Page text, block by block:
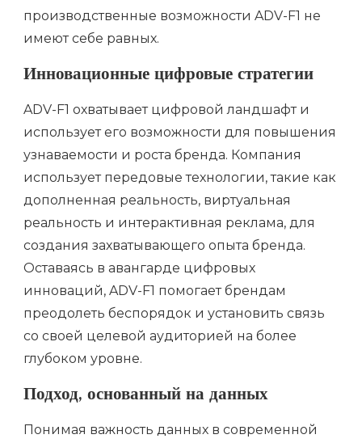
производственные возможности ADV-F1 не
имеют себе равных.
Инновационные цифровые стратегии
ADV-F1 охватывает цифровой ландшафт и
использует его возможности для повышения
узнаваемости и роста бренда. Компания
использует передовые технологии, такие как
дополненная реальность, виртуальная
реальность и интерактивная реклама, для
создания захватывающего опыта бренда.
Оставаясь в авангарде цифровых
инноваций, ADV-F1 помогает брендам
преодолеть беспорядок и установить связь
со своей целевой аудиторией на более
глубоком уровне.
Подход, основанный на данных
Понимая важность данных в современной